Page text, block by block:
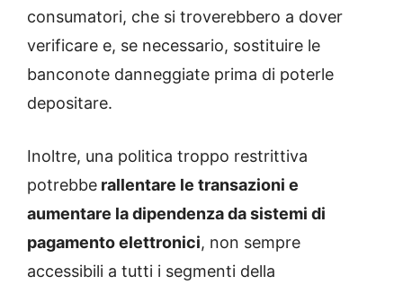
consumatori, che si troverebbero a dover
verificare e, se necessario, sostituire le
banconote danneggiate prima di poterle
depositare.
Inoltre, una politica troppo restrittiva
potrebbe rallentare le transazioni e
aumentare la dipendenza da sistemi di
pagamento elettronici, non sempre
accessibili a tutti i segmenti della